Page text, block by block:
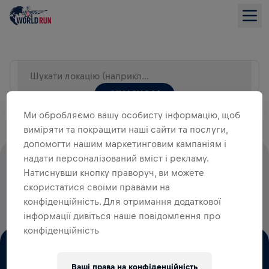
Шукати локацію (наприклад, Місто)
СПИСКОМ
100% СТАРТОВИХ ВНЕСКІВ ЙДУТЬ
НА ДОСЛІДЖЕННЯ ТРАВМ
СПИННОГО МОЗКУ
Ми обробляємо вашу особисту інформацію, щоб
виміряти та покращити наші сайти та послуги,
допомогти нашим маркетинговим кампаніям і
надати персоналізований вміст і рекламу.
Натиснувши кнопку праворуч, ви можете
скористатися своїми правами на
конфіденційність. Для отримання додаткової
інформації дивіться наше повідомлення про
конфіденційність
Ваші права на конфіденційність